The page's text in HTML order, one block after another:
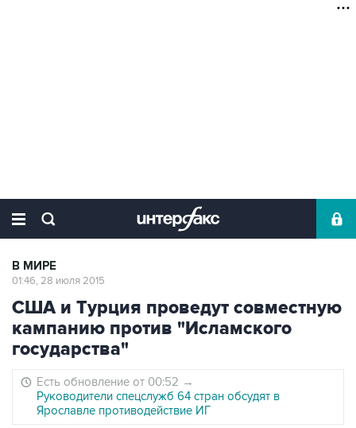
В МИРЕ
01:46, 28 июля 2015
США и Турция проведут совместную
кампанию против "Исламского
государства"
Есть обновление от 00:52 →
Руководители спецслужб 64 стран обсудят в
Ярославле противодействие ИГ